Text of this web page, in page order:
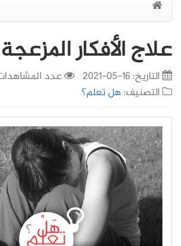
علاج الأفكار
التاريخ:16-05-2021
عدد المشاهدات:
التصنيف: هل تعلم؟